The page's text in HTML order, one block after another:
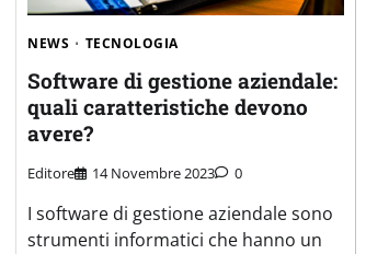
NEWS TECNOLOGIA
Software di gestione aziendale:
quali caratteristiche devono
avere?
Editore 14 Novembre 2023 0
I software di gestione aziendale sono
strumenti informatici che hanno un